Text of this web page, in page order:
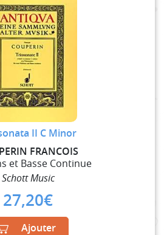
II C Minor
FRANCOIS
et Basse Continue
Schott Music
27,20€
Ajouter